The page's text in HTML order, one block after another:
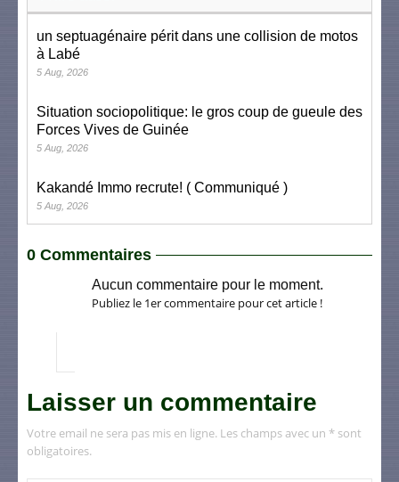
un septuagénaire périt dans une collision de motos
à Labé
5 Aug, 2026
Situation sociopolitique: le gros coup de gueule des
Forces Vives de Guinée
5 Aug, 2026
Kakandé Immo recrute! ( Communiqué )
5 Aug, 2026
0 Commentaires
Aucun commentaire pour le moment.
Publiez le 1er commentaire pour cet article !
Laisser un commentaire
Votre email ne sera pas mis en ligne. Les champs avec un * sont
obligatoires.